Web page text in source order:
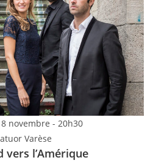
novembre - 20h30
Varèse
vers l’Amérique